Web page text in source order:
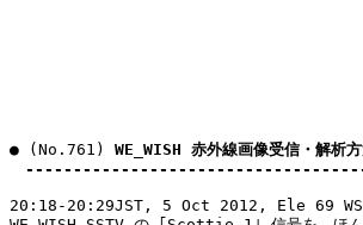
● (No.761) WE_WISH 赤外線画像受信・解析
20:18-20:29JST, 5 Oct 2012, Ele 69